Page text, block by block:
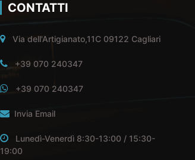
CONTATTI
Via dell'Artigianato,11C 09122 Cagliari
+39 070 240347
+39 070 240347
Invia Email
Lunedì-Venerdì 8:30-13:00 / 15:30-
19:00